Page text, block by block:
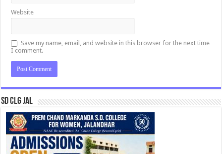
Website
Save my name, email, and website in this browser for the next time
I comment.
SD CLG JAL